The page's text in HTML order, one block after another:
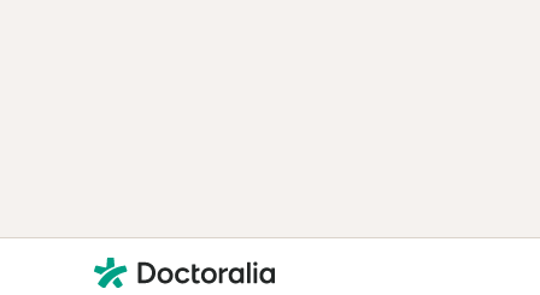
Contacto
Doctoralia - Página de inicio